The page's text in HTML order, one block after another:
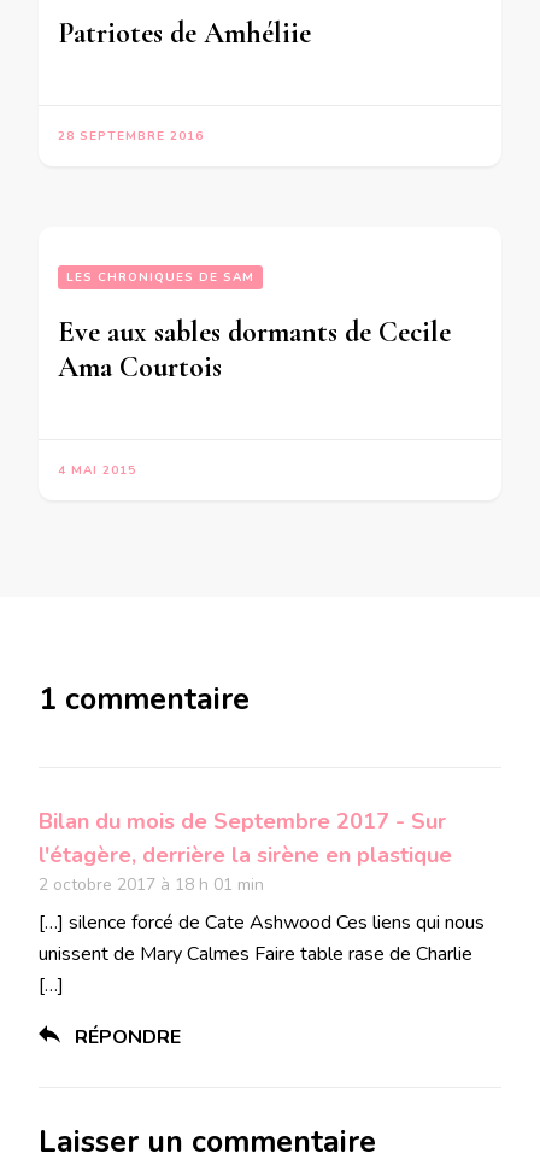
Patriotes de Amhéliie
28 SEPTEMBRE 2016
LES CHRONIQUES DE SAM
Eve aux sables dormants de Cecile
Ama Courtois
4 MAI 2015
1 commentaire
Bilan du mois de Septembre 2017 - Sur
l'étagère, derrière la sirène en plastique
2 octobre 2017 à 18 h 01 min
[…] silence forcé de Cate Ashwood Ces liens qui nous
unissent de Mary Calmes Faire table rase de Charlie
[…]
RÉPONDRE
Laisser un commentaire